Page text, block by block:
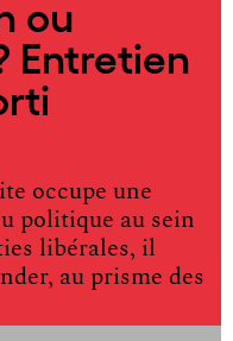
ou
Entretien
occupe une
politique au sein
libérales, il
au prisme des